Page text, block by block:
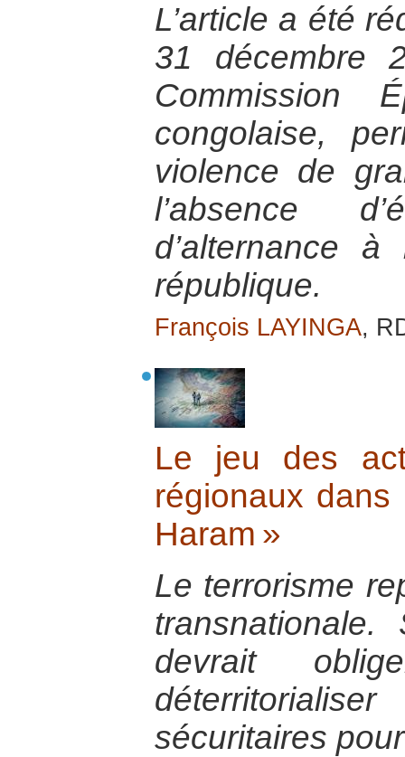
L’article a été
31 décembre
Commission
congolaise,
violence de
l’absence
d’alternance
république.
François LAYINGA,
Le jeu des
régionaux
Haram »
Le terrorisme
transnationale.
devrait
sécuritaires